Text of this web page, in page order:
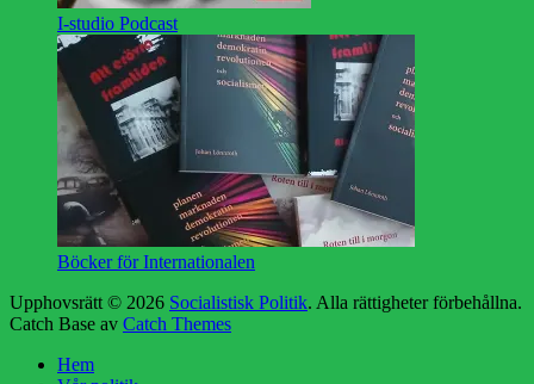
I-studio Podcast
Böcker för Internationalen
Upphovsrätt © 2026 Socialistisk Politik. Alla rättigheter förbehållna.
Catch Base av Catch Themes
Hem